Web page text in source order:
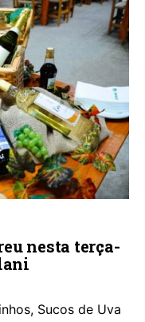
nesta terça-
Sucos de Uva